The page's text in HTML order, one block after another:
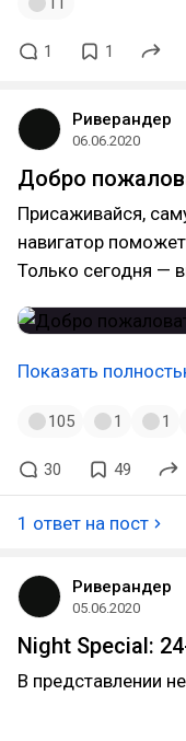
1 1
Риверандер
06.06.2020
Добро
Присаживайся,
навигатор
Только сегодня —
Показать
105 1 1
30 49
1 ответ на пост
Риверандер
05.06.2020
Night Special:
В представлении